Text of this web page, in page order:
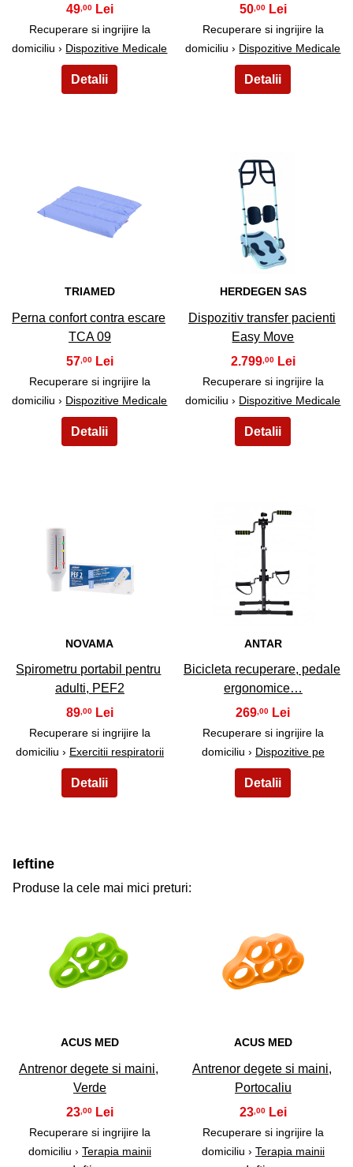
49,00
Recuperare si ingrijire la
domiciliu › Dispozitive Medicale
50,00
Recuperare si ingrijire la
domiciliu › Dispozitive Medicale
27
TRIAMED
Perna confort contra escare
TCA 09
57,00
Recuperare si ingrijire la
domiciliu › Dispozitive Medicale
28
HERDEGEN SAS
Dispozitiv transfer pacienti
Easy Move
2.799,00
Recuperare si ingrijire la
domiciliu › Dispozitive Medicale
29
NOVAMA
Spirometru portabil pentru
adulti, PEF2
89,00
Recuperare si ingrijire la
domiciliu › Exercitii respiratorii
30
ANTAR
Bicicleta recuperare, pedale
ergonomice…
269 ,00
Recuperare si ingrijire la
domiciliu › Dispozitive pe
Ieftine
Produse la cele mai mici preturi:
31
ACUS MED
Antrenor degete si maini,
Verde
23 ,00
Recuperare si ingrijire la
domiciliu › Terapia mainii
32
ACUS MED
Antrenor degete si maini,
Portocaliu
23 ,00
Recuperare si ingrijire la
domiciliu › Terapia mainii